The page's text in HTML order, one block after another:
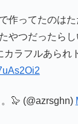
作ってたのは
やつだったらし
カラフルあられ
🦭 (@azrsghn)